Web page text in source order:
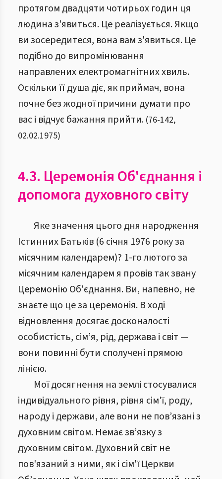
протягом двадцяти чотирьох годин ця
людина з'явиться. Це реалізується. Якщо
ви зосередитеся, вона вам з'явиться. Це
подібно до випромінювання
направлених електромагнітних хвиль.
Оскільки її душа діє, як приймач, вона
почне без жодної причини думати про
вас і відчує бажання прийти. (76-142,
02.02.1975)
4.3. Церемонія Об'єднання і
допомога духовного світу
Яке значення цього дня народження
Істинних Батьків (6 січня 1976 року за
місячним календарем)? 1-го лютого за
місячним календарем я провів так звану
Церемонію Об'єднання. Ви, напевно, не
знаєте що це за церемонія. В ході
відновлення досягає досконалості
особистість, сім’я, рід, держава і світ —
вони повинні бути сполучені прямою
лінією.
Мої досягнення на землі стосувалися
індивідуального рівня, рівня сім'ї, роду,
народу і держави, але вони не пов’язані з
духовним світом. Немає зв’язку з
духовним світом. Духовний світ не
пов'язаний з ними, як і сім'ї Церкви